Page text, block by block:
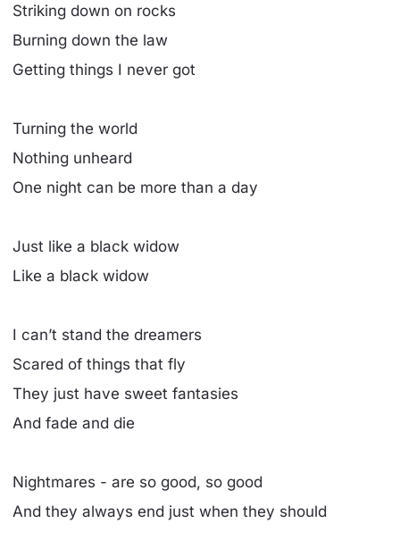
Striking down on rocks
Burning down the law
Getting things I never got
Turning the world
Nothing unheard
One night can be more than a day
Just like a black widow
Like a black widow
I can’t stand the dreamers
Scared of things that fly
They just have sweet fantasies
And fade and die
Nightmares - are so good, so good
And they always end just when they should